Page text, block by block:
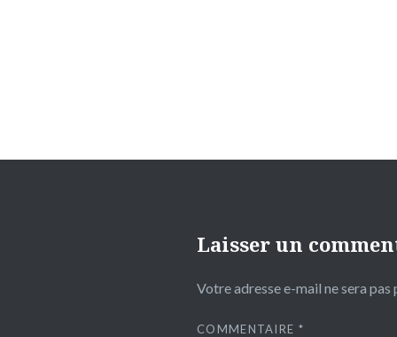
Laisser un
Votre adresse e-mail ne sera pas
COMMENTAIRE *